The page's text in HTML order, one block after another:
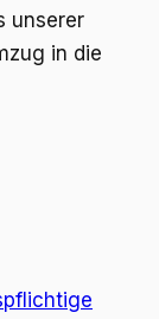
unserer
in die